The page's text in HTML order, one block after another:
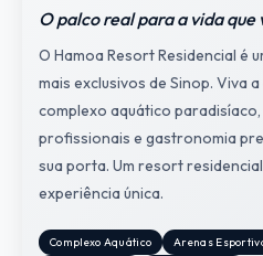
O palco real para a vida que
O Hamoa Resort Residencial é
mais exclusivos de Sinop. Viva
complexo aquático
profissionais e gastronomia
sua porta. Um resort
experiência única.
Complexo Aquático Arenas